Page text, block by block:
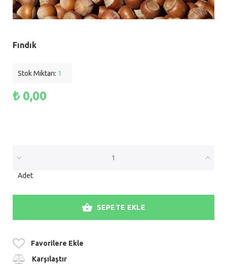
Fındık
Stok Miktarı: 1
₺ 0,00
Adet
SEPETE EKLE
Favorilere Ekle
Karşılaştır